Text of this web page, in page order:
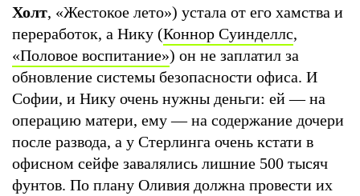
Холт, «Жестокое лето») устала от его хамства и
переработок, а Нику (Коннор Суинделлс,
«Половое воспитание») он не заплатил за
обновление системы безопасности офиса. И
Софии, и Нику очень нужны деньги: ей — на
операцию матери, ему — на содержание дочери
после развода, а у Стерлинга очень кстати в
офисном сейфе завалялись лишние 500 тысяч
фунтов. По плану Оливия должна провести их